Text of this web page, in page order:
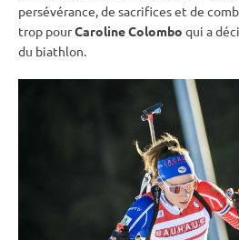
persévérance, de sacrifices et de
trop pourCaroline Colombo qui a
du biathlon.